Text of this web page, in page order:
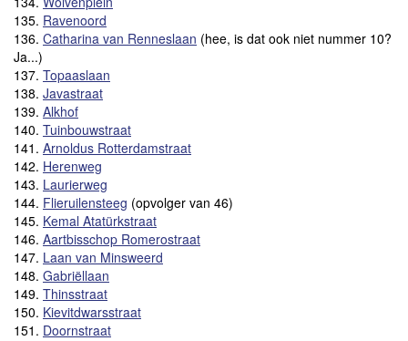
135. Ravenoord
136. Catharina van Renneslaan (hee, is dat ook niet nummer 10?
Ja...)
137. Topaaslaan
138. Javastraat
139. Alkhof
140. Tuinbouwstraat
141. Arnoldus Rotterdamstraat
142. Herenweg
143. Laurierweg
144. Flieruilensteeg (opvolger van 46)
145. Kemal Atatürkstraat
146. Aartbisschop Romerostraat
147. Laan van Minsweerd
148. Gabriëllaan
149. Thinsstraat
150. Kievitdwarsstraat
151. Doornstraat